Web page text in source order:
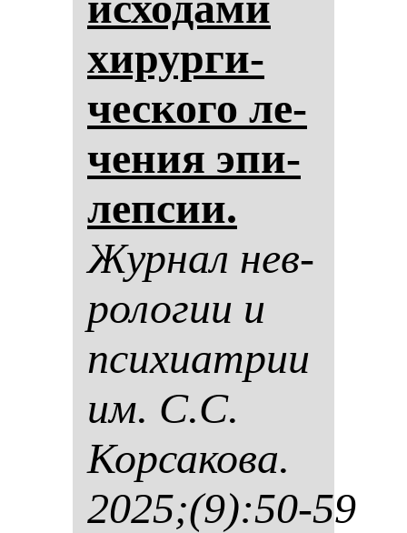
хи­рур­ги­
чес­ко­го ле­
че­ния эпи­
леп­сии.
Жур­нал нев­
ро­ло­гии и
пси­хи­ат­рии
им. С.С.
Кор­са­ко­ва.
2025;(9):50-59